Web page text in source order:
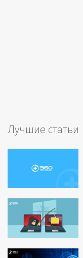
Лучшие статьи